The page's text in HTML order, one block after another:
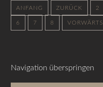
ANFANG ZURÜCK 2
6 7 8 VORWÄRTS
Navigation überspringen